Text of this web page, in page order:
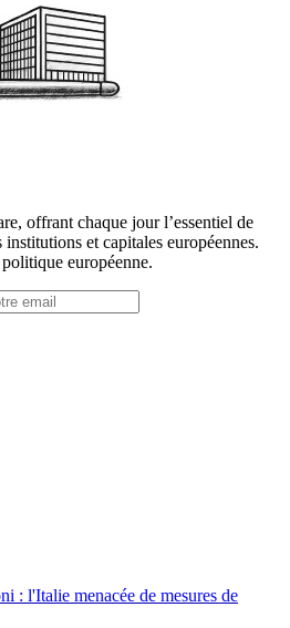
offrant chaque jour l’essentiel de
institutions et capitales européennes.
européenne.
: l'Italie menacée de mesures de